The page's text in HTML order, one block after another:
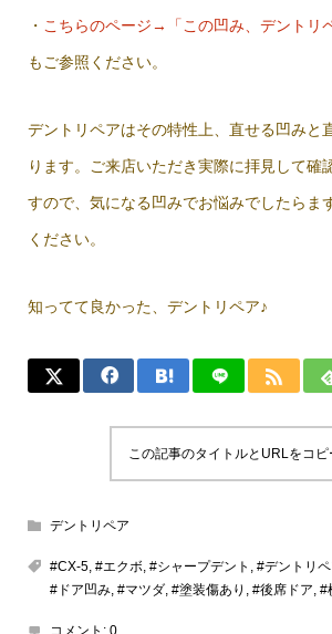
・ こちらのページ→「この凹み、デントリ
もご参照ください。
デントリペアはその特性上、直せる凹みと
ります。ご来店いただき実際に拝見して確
すので、気になる凹みでお悩みでしたらま
ください。
知ってて良かった、デントリペア♪
この記事のタイトルとURLをコピ
デントリペア
#CX-5, #エクボ, #シャープデント , #デントリ
#ドア凹み, #マツダ, #塗装傷あり , #後席ドア, #
コメント: 0